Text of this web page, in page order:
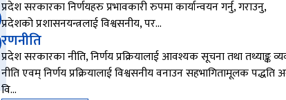
प्रदेश सरकारका निर्णयहरु प्रभावकारी रुपमा कार्यान्वयन गर्नु, गराउनु,
प्रदेशको प्रशासनयन्त्रलाई विश्वसनीय, पर…
रणनीति
प्रदेश सरकारका नीति, निर्णय प्रक्रियालाई आवश्यक सूचना तथा तथ्याङ्क
नीति एवम् निर्णय प्रक्रियालाई विश्वसनीय वनाउन सहभागितामूलक
वि…